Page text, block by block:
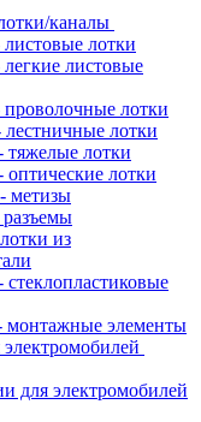
каналы
лотки
листовые
лотки
лотки
тяжелые лотки
лотки
метизы
из
монтажные элементы
для электромобилей